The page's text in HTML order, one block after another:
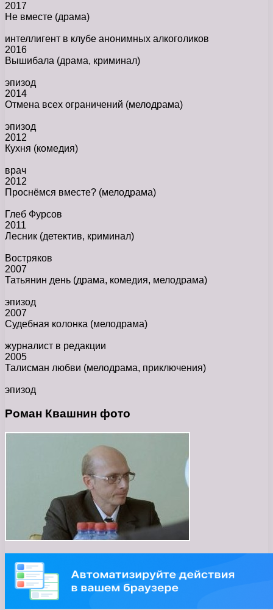
2017
Не вместе (драма)
интеллигент в клубе анонимных алкоголиков
2016
Вышибала (драма, криминал)
эпизод
2014
Отмена всех ограничений (мелодрама)
эпизод
2012
Кухня (комедия)
врач
2012
Проснёмся вместе? (мелодрама)
Глеб Фурсов
2011
Лесник (детектив, криминал)
Востряков
2007
Татьянин день (драма, комедия, мелодрама)
эпизод
2007
Судебная колонка (мелодрама)
журналист в редакции
2005
Талисман любви (мелодрама, приключения)
эпизод
Роман Квашнин фото